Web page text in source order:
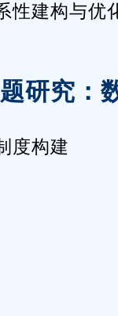
性建构与优
研究：
度构建